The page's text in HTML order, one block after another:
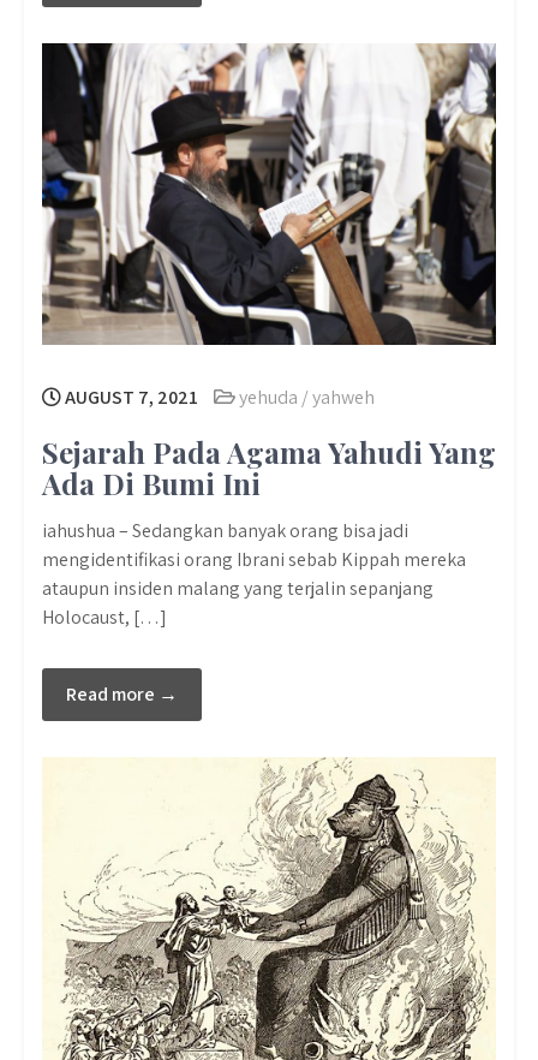
AUGUST 7, 2021 yehuda / yahweh
Sejarah Pada Agama Yahudi Yang
Ada Di Bumi Ini
iahushua – Sedangkan banyak orang bisa jadi
mengidentifikasi orang Ibrani sebab Kippah mereka
ataupun insiden malang yang terjalin sepanjang
Holocaust, […]
Read more →